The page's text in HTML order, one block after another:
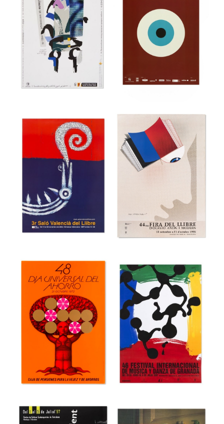
36a Feria
Internacional del
Mueble de
Valencia
Museu del Disseny de Barcelona
39 Festival
internacional de
cine de Gijón
Museu del Disseny de Barcelona
3r Saló Valencià
del Llibre
Museu del Disseny de Barcelona
44 Fira del Llibre
d’ocasió antic i
modern
Museu del Disseny de Barcelona